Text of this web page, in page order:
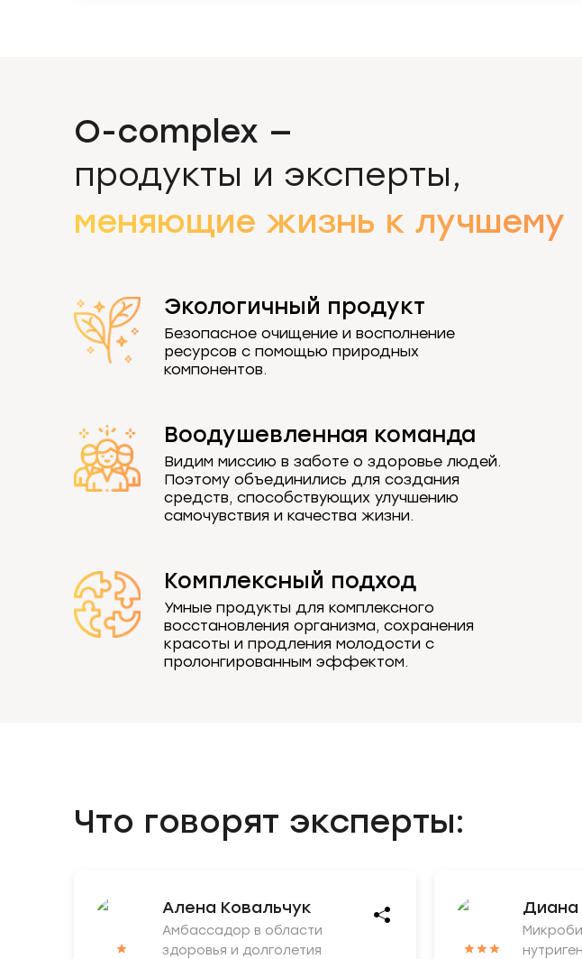
O-complex —
продукты и эксперты,
меняющие жизнь к лучшему
Экологичный продукт
Безопасное очищение и восполнение
ресурсов с помощью природных
компонентов.
Воодушевленная команда
Видим миссию в заботе о здоровье людей.
Поэтому объединились для создания
средств, способствующих улучшению
самочувствия и качества жизни.
Комплексный подход
Умные продукты для комплексного
восстановления организма, сохранения
красоты и продления молодости с
пролонгированным эффектом.
Что говорят эксперты:
Алена Ковальчук
Амбассадор в области
здоровья и долголетия